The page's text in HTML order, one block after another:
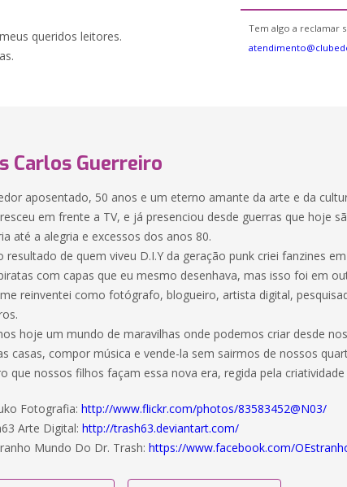
queridos leitores.
Tem algo a reclamar
Carlos Guerreiro
aposentado, 50 anos e um eterno amante da arte e da
em frente a TV, e já presenciou desde guerras que hoje
até a alegria e excessos dos anos 80.
resultado de quem viveu D.I.Y da geração punk criei fanzines
com capas que eu mesmo desenhava, mas isso foi em
reinventei como fotógrafo, blogueiro, artista digital,
hoje um mundo de maravilhas onde podemos criar desde
casas, compor música e vende-la sem sairmos de nossos
que nossos filhos façam essa nova era, regida pela
Fotografia:http://www.flickr.com/photos/83583452@N03/
Arte Digital:http://trash63.deviantart.com/
Mundo Do Dr. Trash:https://www.facebook.com/